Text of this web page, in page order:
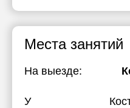
Места занятий
На выезде:
У